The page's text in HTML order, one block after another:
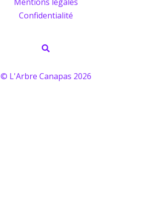
Mentions légales
Confidentialité
© L'Arbre Canapas 2026